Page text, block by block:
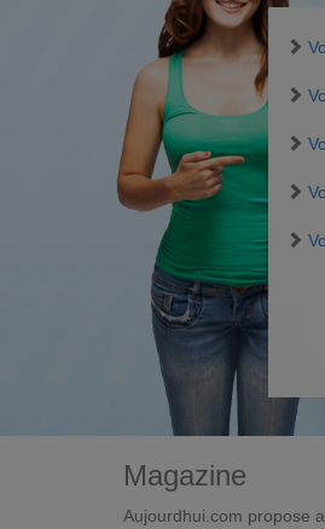
Magazine
Aujourdhui.com propose